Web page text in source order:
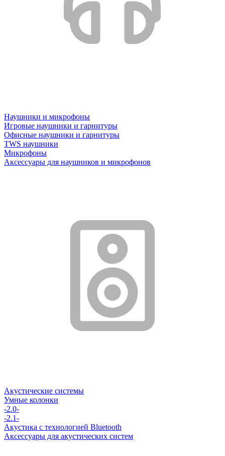
Наушники и микрофоны
Игровые наушники и гарнитуры
Офисные наушники и гарнитуры
TWS наушники
Микрофоны
Аксессуары для наушников и микрофонов
Акустические системы
Умные колонки
-2.0-
-2.1-
Акустика с технологией Bluetooth
Аксессуары для акустических систем